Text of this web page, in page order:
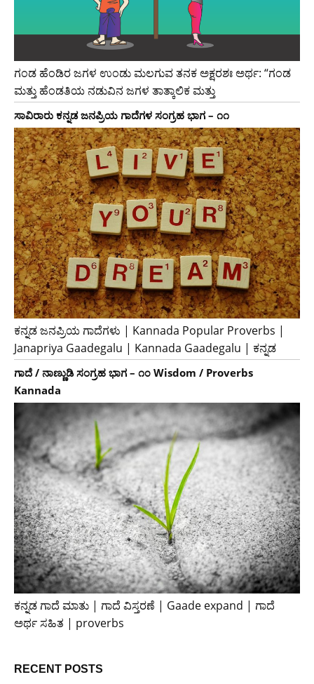
ಗಂಡ ಹೆಂಡಿರ ಜಗಳ ಉಂಡು ಮಲಗುವ ತನಕ ಅಕ್ಷರಶಃ ಅರ್ಥ: “ಗಂಡ
ಮತ್ತು ಹೆಂಡತಿಯ ನಡುವಿನ ಜಗಳ ತಾತ್ಕಾಲಿಕ ಮತ್ತು
ಸಾವಿರಾರು ಕನ್ನಡ ಜನಪ್ರಿಯ ಗಾದೆಗಳ ಸಂಗ್ರಹ ಭಾಗ – ೧೧
ಕನ್ನಡ ಜನಪ್ರಿಯ ಗಾದೆಗಳು | Kannada Popular Proverbs |
Janapriya Gaadegalu | Kannada Gaadegalu | ಕನ್ನಡ
ಗಾದೆ / ನಾಣ್ಣುಡಿ ಸಂಗ್ರಹ ಭಾಗ – ೧೦ Wisdom / Proverbs
Kannada
ಕನ್ನಡ ಗಾದೆ ಮಾತು | ಗಾದೆ ವಿಸ್ತರಣೆ | Gaade expand | ಗಾದೆ
ಅರ್ಥ ಸಹಿತ | proverbs
RECENT POSTS